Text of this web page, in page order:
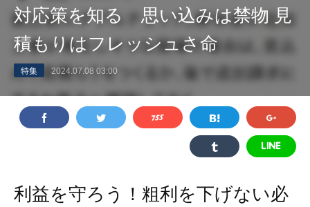
対応策を知る 思い込みは禁物 見
積もりはフレッシュさ命
特集 2024.07.08 03:00
利益を守ろう！粗利を下げない必